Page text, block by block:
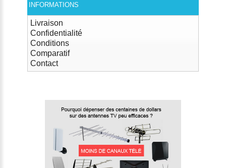
INFORMATIONS
Livraison
Confidentialité
Conditions
Comparatif
Contact